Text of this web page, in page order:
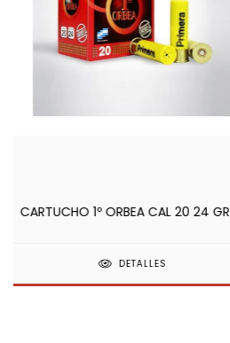
CARTUCHO 1º ORBEA CAL 20 24 GR
DETALLES